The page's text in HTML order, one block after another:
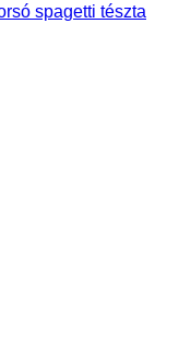
spagetti tészta